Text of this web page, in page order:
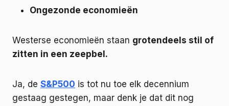
Ongezonde economieën
Westerse economieën staan ​​ grotendeels stil of
zitten in een zeepbel.
Ja, de S&P500 is tot nu toe elk decennium
gestaag gestegen, maar denk je dat dit nog